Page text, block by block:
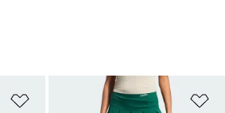
Añadir a la lista de deseos